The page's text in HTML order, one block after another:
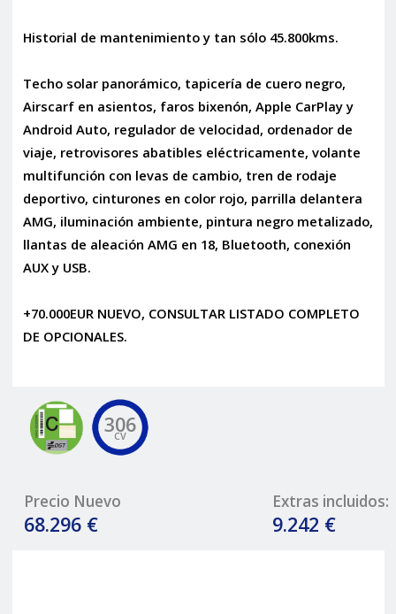
Historial de mantenimiento y tan sólo 45.800kms.
Techo solar panorámico, tapicería de cuero negro,
Airscarf en asientos, faros bixenón, Apple CarPlay y
Android Auto, regulador de velocidad, ordenador de
viaje, retrovisores abatibles eléctricamente, volante
multifunción con levas de cambio, tren de rodaje
deportivo, cinturones en color rojo, parrilla delantera
AMG, iluminación ambiente, pintura negro metalizado,
llantas de aleación AMG en 18, Bluetooth, conexión
AUX y USB.
+70.000EUR NUEVO, CONSULTAR LISTADO COMPLETO
DE OPCIONALES.
306
CV
Precio Nuevo
68.296 €
Extras incluidos:
9.242 €